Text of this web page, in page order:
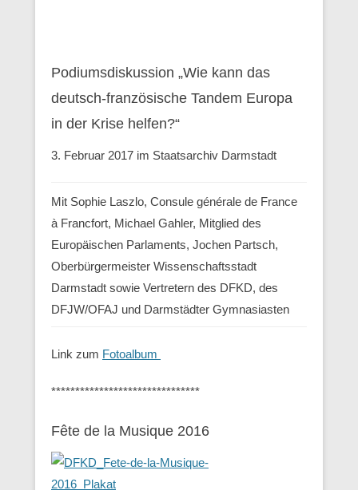
Podiumsdiskussion „Wie kann das
deutsch-französische Tandem Europa
in der Krise helfen?“
3. Februar 2017 im Staatsarchiv Darmstadt
Mit Sophie Laszlo, Consule générale de France
à Francfort, Michael Gahler, Mitglied des
Europäischen Parlaments, Jochen Partsch,
Oberbürgermeister Wissenschaftsstadt
Darmstadt sowie Vertretern des DFKD, des
DFJW/OFAJ und Darmstädter Gymnasiasten
Link zum Fotoalbum
*******************************
Fête de la Musique 2016